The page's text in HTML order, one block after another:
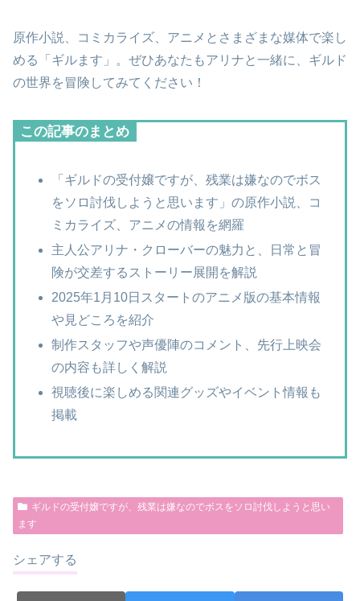
原作小説、コミカライズ、アニメとさまざまな媒体で楽し
める「ギルます」。ぜひあなたもアリナと一緒に、ギルド
の世界を冒険してみてください！
この記事のまとめ
「ギルドの受付嬢ですが、残業は嫌なのでボス
をソロ討伐しようと思います」の原作小説、コ
ミカライズ、アニメの情報を網羅
主人公アリナ・クローバーの魅力と、日常と冒
険が交差するストーリー展開を解説
2025年1月10日スタートのアニメ版の基本情報
や見どころを紹介
制作スタッフや声優陣のコメント、先行上映会
の内容も詳しく解説
視聴後に楽しめる関連グッズやイベント情報も
掲載
ギルドの受付嬢ですが、残業は嫌なのでボスをソロ討伐しようと思い
ます
シェアする